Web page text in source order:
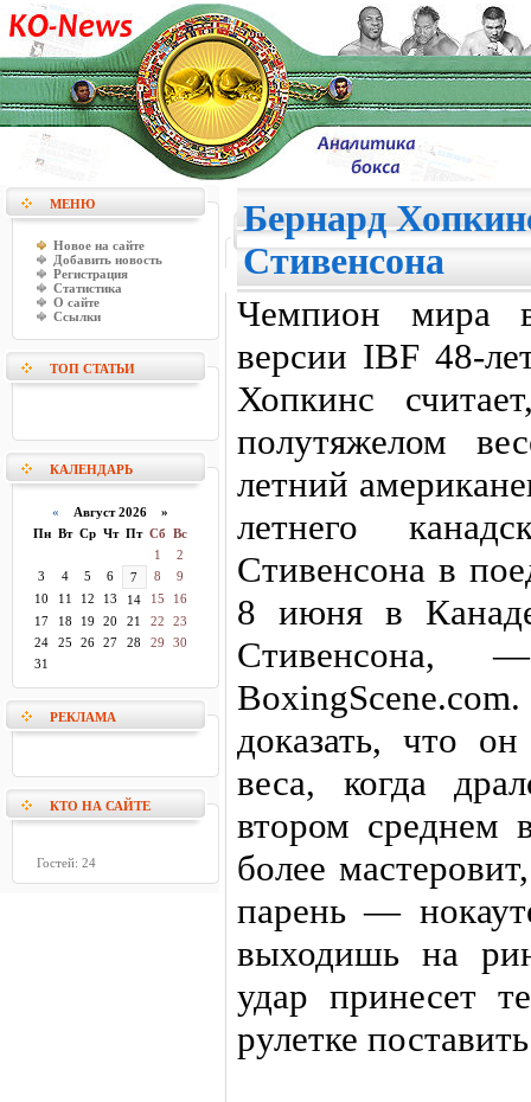
МЕНЮ
Новое на сайте
Добавить новость
Регистрация
Статистика
О сайте
Ссылки
ТОП СТАТЬИ
КАЛЕНДАРЬ
« Август 2026 »
Пн Вт Ср Чт Пт Сб Вс
1
2
3
4 5 6 7 8
9
10
11 12 13 14 15
16
17
18 19 20 21 22
23
24
25 26 27 28 29
30
31
РЕКЛАМА
КТО НА САЙТЕ
Гостей: 24
Бернард
Стивенсона
Чемпион мира
версии IBF 48-
Хопкинс
полутяжелом
летний
летнего
Стивенсона в
8 июня в
Стивенсона,
доказать, что
веса, когда
втором среднем
более
парень —
выходишь на
удар принесет
рулетке